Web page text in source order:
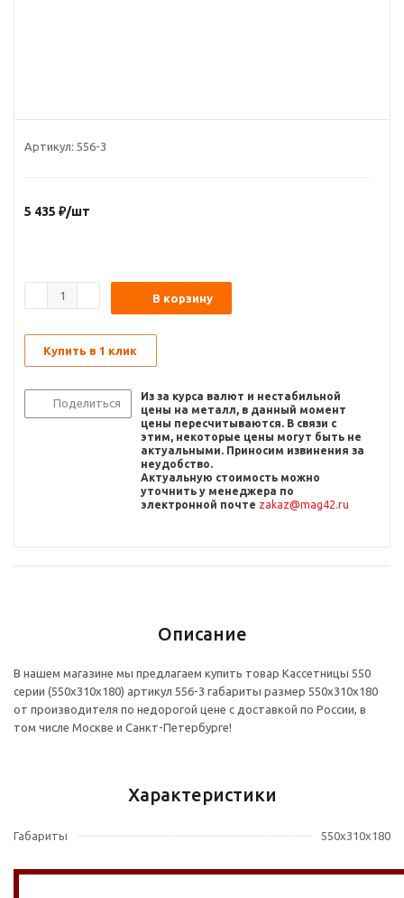
Артикул: 556-3
5 435 ₽/шт
В корзину
Купить в 1 клик
Поделиться
Из за курса валют и нестабильной
цены на металл, в данный момент
цены пересчитываются. В связи с
этим, некоторые цены могут быть не
актуальными. Приносим извинения за
неудобство.
Актуальную стоимость можно
уточнить у менеджера по
электронной почте zakaz@mag42.ru
Описание
В нашем магазине мы предлагаем купить товар Кассетницы 550
серии (550x310x180) артикул 556-3 габариты размер 550x310x180
от производителя по недорогой цене с доставкой по России, в
том числе Москве и Санкт-Петербурге!
Характеристики
Габариты 550x310x180